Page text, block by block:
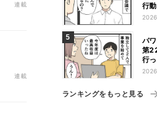
連載
連載
行
パ
第
行
ぶ
ランキングをもっと見る